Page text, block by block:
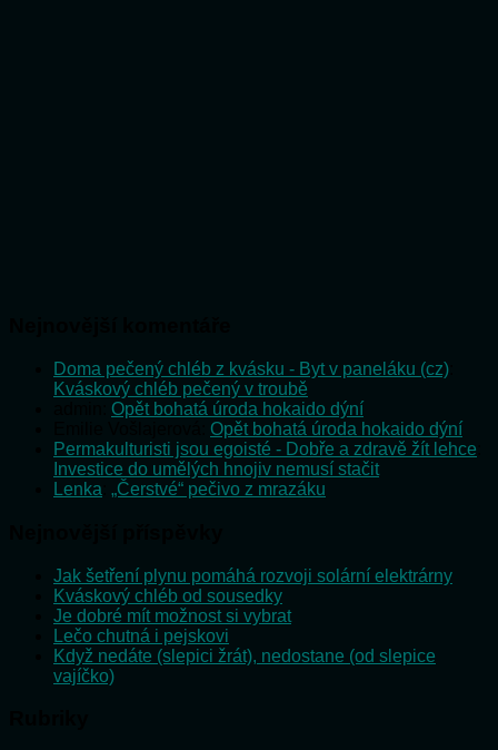
Doma pečený chléb z kvásku - Byt v paneláku (cz)
Kváskový chléb pečený v troubě
Opět bohatá úroda hokaido dýní
Opět bohatá úroda hokaido dýní
Permakulturisti jsou egoisté - Dobře a zdravě žít lehce
Investice do umělých hnojiv nemusí stačit
Lenka „Čerstvé“ pečivo z mrazáku
Jak šetření plynu pomáhá rozvoji solární elektrárny
Kváskový chléb od sousedky
Je dobré mít možnost si vybrat
Lečo chutná i pejskovi
Když nedáte (slepici žrát), nedostane (od slepice
vajíčko)